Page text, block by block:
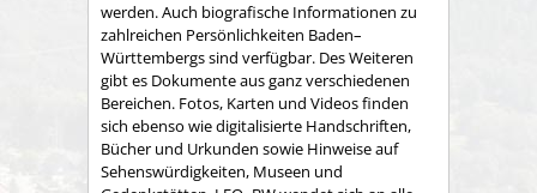
werden. Auch biografische Informationen zu
zahlreichen Persönlichkeiten Baden–
Württembergs sind verfügbar. Des Weiteren
gibt es Dokumente aus ganz verschiedenen
Bereichen. Fotos, Karten und Videos finden
sich ebenso wie digitalisierte Handschriften,
Bücher und Urkunden sowie Hinweise auf
Sehenswürdigkeiten, Museen und